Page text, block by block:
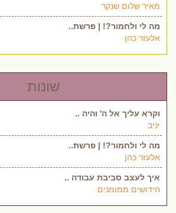
מאיר שלום שנקר
מה לי ולחמור?! | פרשת..
אלעזר כהן
שונות
וקרא עליך אל ה' והיה ..
יניב
מה לי ולחמור?! | פרשת..
אלעזר כהן
איך לעצב סביבת עבודה ..
חידושים ממומנים